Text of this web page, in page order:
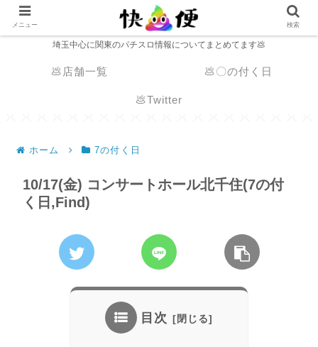
埼玉中心に関東のパチスロ情報についてまとめてます💩
💩店舗一覧 💩〇の付く日
💩Twitter
ホーム 7の付く日
10/17(金) コンサートホール北千住(7の付
く日,Find)
目次
メニュー 検索